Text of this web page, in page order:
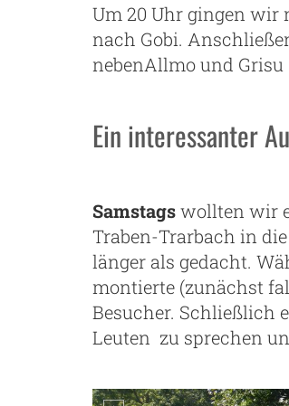
Um 20 Uhr gingen wir
nach Gobi.
nebenAllmo und Grisu
Ein interessanter
Samstagswollten wir
Traben-Trarbach in
länger als gedacht.
montierte (zunächst
Besucher. Schließlich
Leuten zu sprechen